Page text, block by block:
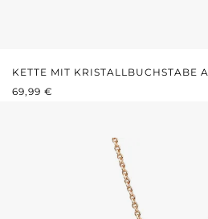
KETTE MIT KRISTALLBUCHSTABE A
REGULÄRER PREIS:
69,99 €